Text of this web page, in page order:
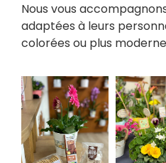
Nous vous
adaptées à leurs
colorées ou plus